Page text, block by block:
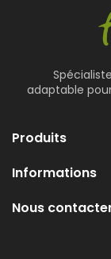
adaptable
Produits
Informations
Nous